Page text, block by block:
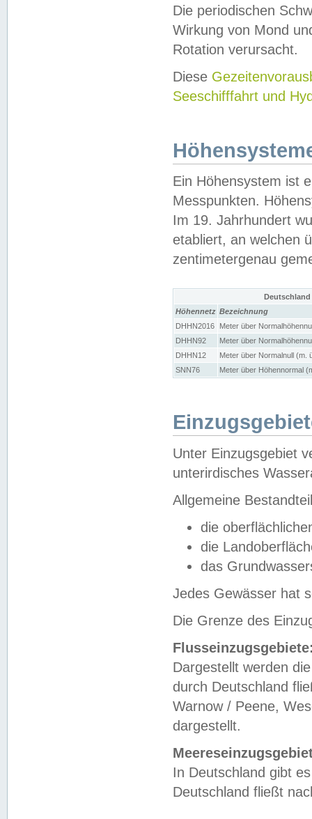
Die periodischen
Wirkung von Mond
Rotation verursacht.
Diese
Seeschifffahrt und
Ein Höhensystem ist
Messpunkten.
Im 19. Jahrhundert
etabliert, an welchen
zentimetergenau
Höhennetz Bezeichnung
DHHN2016
Meter über
DHHN92
Meter über
DHHN12
Meter über Normalnull (m.
SNN76
Meter über Höhennormal
Unter Einzugsgebiet
unterirdisches
Allgemeine
die
die
das
Jedes Gewässer hat
Die Grenze des
Dargestellt werden
durch Deutschland
Warnow / Peene,
dargestellt.
In Deutschland gibt
Deutschland fließt